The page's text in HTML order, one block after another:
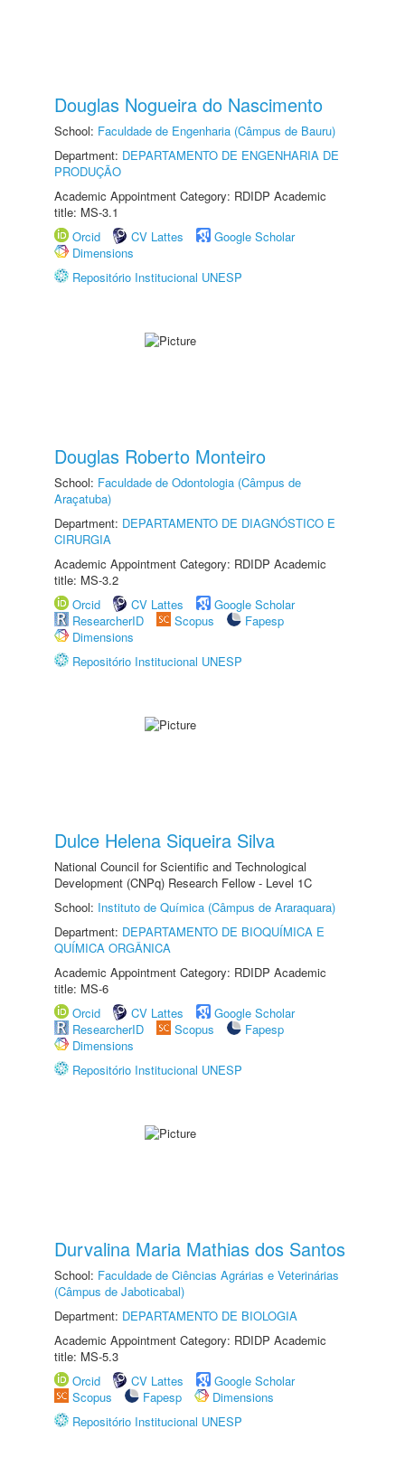
Douglas Nogueira do Nascimento
School: Faculdade de Engenharia (Câmpus de Bauru)
Department: DEPARTAMENTO DE ENGENHARIA DE
PRODUÇÃO
Academic Appointment Category: RDIDP Academic
title: MS-3.1
Orcid
CV Lattes
Google Scholar
Dimensions
Repositório Institucional UNESP
Douglas Roberto Monteiro
School: Faculdade de Odontologia (Câmpus de
Araçatuba)
Department: DEPARTAMENTO DE DIAGNÓSTICO E
CIRURGIA
Academic Appointment Category: RDIDP Academic
title: MS-3.2
Orcid
CV Lattes
Google Scholar
ResearcherID
Scopus
Fapesp
Dimensions
Repositório Institucional UNESP
Dulce Helena Siqueira Silva
National Council for Scientific and Technological
Development (CNPq) Research Fellow - Level 1C
School: Instituto de Química (Câmpus de Araraquara)
Department: DEPARTAMENTO DE BIOQUÍMICA E
QUÍMICA ORGÂNICA
Academic Appointment Category: RDIDP Academic
title: MS-6
Orcid
CV Lattes
Google Scholar
ResearcherID
Scopus
Fapesp
Dimensions
Repositório Institucional UNESP
Durvalina Maria Mathias dos Santos
School: Faculdade de Ciências Agrárias e Veterinárias
(Câmpus de Jaboticabal)
Department: DEPARTAMENTO DE BIOLOGIA
Academic Appointment Category: RDIDP Academic
title: MS-5.3
Orcid
CV Lattes
Google Scholar
Scopus
Fapesp
Dimensions
Repositório Institucional UNESP